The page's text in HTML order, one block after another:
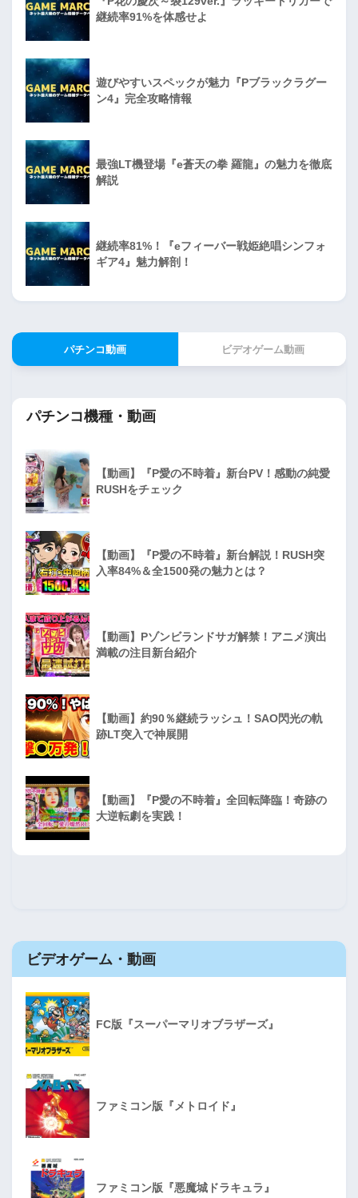
継続率91%を体感せよ
遊びやすいスペックが魅力『Pブラックラグー
ン4』完全攻略情報
最強LT機登場『e蒼天の拳 羅龍』の魅力を徹底
解説
継続率81%！『eフィーバー戦姫絶唱シンフォ
ギア4』魅力解剖！
パチンコ動画 ビデオゲーム動画
パチンコ機種・動画
【動画】『P愛の不時着』新台PV！感動の純愛
RUSHをチェック
【動画】『P愛の不時着』新台解説！RUSH突
入率84%＆全1500発の魅力とは？
【動画】Pゾンビランドサガ解禁！アニメ演出
満載の注目新台紹介
【動画】約90％継続ラッシュ！SAO閃光の軌
跡LT突入で神展開
【動画】『P愛の不時着』全回転降臨！奇跡の
大逆転劇を実践！
ビデオゲーム・動画
FC版『スーパーマリオブラザーズ』
ファミコン版『メトロイド』
ファミコン版『悪魔城ドラキュラ』